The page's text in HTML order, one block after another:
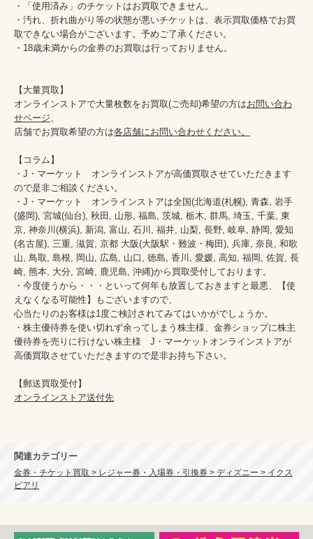
・「使用済み」のチケットはお買取できません。
・汚れ、折れ曲がり等の状態が悪いチケットは、表示買取価格でお買
取できない場合がございます。予めご了承ください。
・18歳未満からの金券のお買取は行っておりません。
【大量買取】
オンラインストアで大量枚数をお買取(ご売却)希望の方はお問い合わ
せページ、
店舗でお買取希望の方は各店舗にお問い合わせください。
【コラム】
・J・マーケット　オンラインストアが高価買取させていただきます
ので是非ご相談ください。
・J・マーケット　オンラインストアは全国(北海道(札幌), 青森, 岩手
(盛岡), 宮城(仙台), 秋田, 山形, 福島, 茨城, 栃木, 群馬, 埼玉, 千葉, 東
京, 神奈川(横浜), 新潟, 富山, 石川, 福井, 山梨, 長野, 岐阜, 静岡, 愛知
(名古屋), 三重, 滋賀, 京都 大阪(大阪駅・難波・梅田), 兵庫, 奈良, 和歌
山, 鳥取, 島根, 岡山, 広島, 山口, 徳島, 香川, 愛媛, 高知, 福岡, 佐賀, 長
崎, 熊本, 大分, 宮崎, 鹿児島, 沖縄)から買取受付しております。
・今度使うから・・・といって何年も放置しておきますと最悪、【使
えなくなる可能性】もございますので、
心当たりのお客様は1度ご検討されてみてはいかがでしょうか。
・株主優待券を使い切れず余ってしまう株主様、金券ショップに株主
優待券を売りに行けない株主様　J・マーケットオンラインストアが
高価買取させていただきますので是非お持ち下さい。
オンラインストア送付先
関連カテゴリー
金券・チケット買取 > レジャー券・入場券・引換券 > ディズニー > イクス
ピアリ